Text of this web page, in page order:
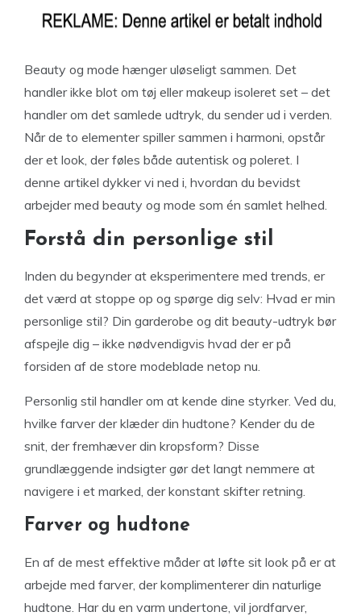
Beauty og mode hænger uløseligt sammen. Det
handler ikke blot om tøj eller makeup isoleret set – det
handler om det samlede udtryk, du sender ud i verden.
Når de to elementer spiller sammen i harmoni, opstår
der et look, der føles både autentisk og poleret. I
denne artikel dykker vi ned i, hvordan du bevidst
arbejder med beauty og mode som én samlet helhed.
Forstå din personlige stil
Inden du begynder at eksperimentere med trends, er
det værd at stoppe op og spørge dig selv: Hvad er min
personlige stil? Din garderobe og dit beauty-udtryk bør
afspejle dig – ikke nødvendigvis hvad der er på
forsiden af de store modeblade netop nu.
Personlig stil handler om at kende dine styrker. Ved du,
hvilke farver der klæder din hudtone? Kender du de
snit, der fremhæver din kropsform? Disse
grundlæggende indsigter gør det langt nemmere at
navigere i et marked, der konstant skifter retning.
Farver og hudtone
En af de mest effektive måder at løfte sit look på er at
arbejde med farver, der komplimenterer din naturlige
hudtone. Har du en varm undertone, vil jordfarver,